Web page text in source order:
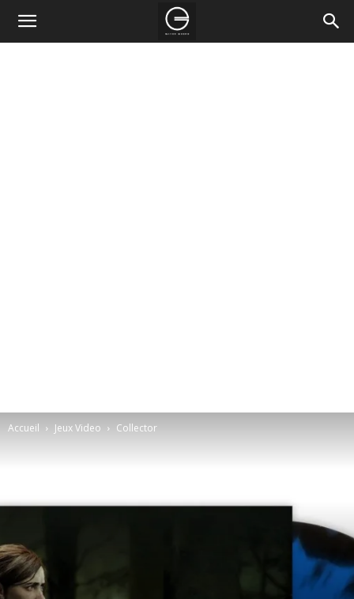
Accueil Jeux Video Collector